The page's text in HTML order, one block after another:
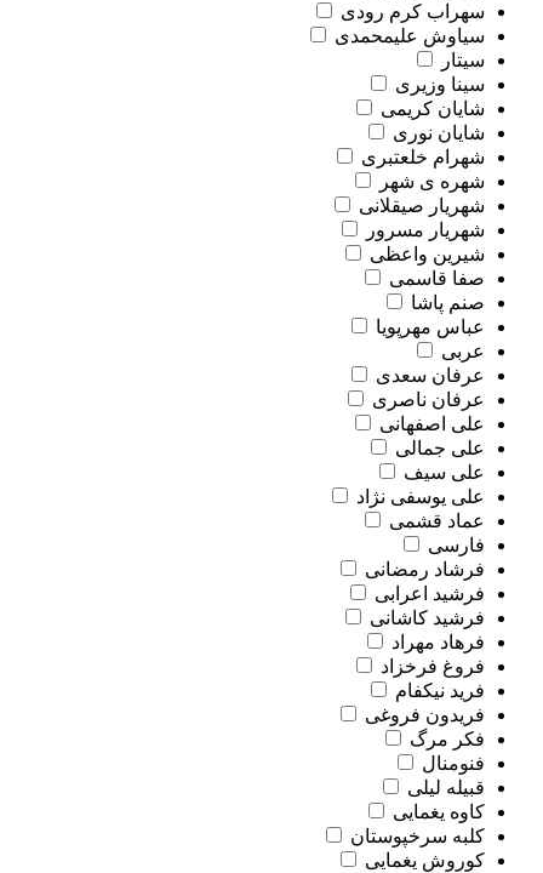
سهراب کرم رودی
سیاوش علیمحمدی
سیتار
سینا وزیری
شایان کریمی
شایان نوری
شهرام خلعتبری
شهره ی شهر
شهریار صیقلانی
شهریار مسرور
شیرین واعظی
صفا قاسمی
صنم پاشا
عباس مهرپویا
عربی
عرفان سعدی
عرفان ناصری
علی اصفهانی
علی جمالی
علی سیف
علی یوسفی نژاد
عماد قشمی
فارسی
فرشاد رمضانی
فرشید اعرابی
فرشید کاشانی
فرهاد مهراد
فروغ فرخزاد
فرید نیکفام
فریدون فروغی
فکر مرگ
فنومنال
قبیله لیلی
کاوه یغمایی
کلبه سرخپوستان
کوروش یغمایی